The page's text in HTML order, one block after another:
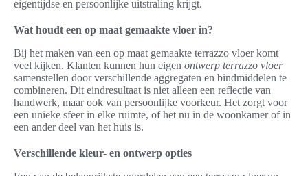
eigentijdse en persoonlijke uitstraling krijgt.
Wat houdt een op maat gemaakte vloer in?
Bij het maken van een op maat gemaakte terrazzo vloer komt
veel kijken. Klanten kunnen hun eigen ontwerp terrazzo vloer
samenstellen door verschillende aggregaten en bindmiddelen te
combineren. Dit eindresultaat is niet alleen een reflectie van
handwerk, maar ook van persoonlijke voorkeur. Het zorgt voor
een unieke sfeer in elke ruimte, of het nu in de woonkamer of in
een ander deel van het huis is.
Verschillende kleur- en ontwerp opties